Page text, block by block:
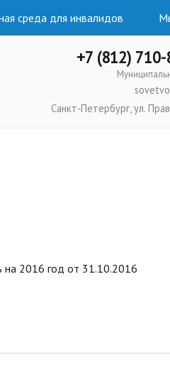
среда для инвалидов
+7 (812)
Санкт-Петербург, ул.
2016 год от 31.10.2016